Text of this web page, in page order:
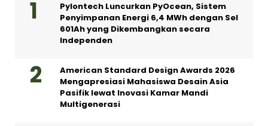
Pylontech Luncurkan PyOcean, Sistem
Penyimpanan Energi 6,4 MWh dengan Sel
601Ah yang Dikembangkan secara
Independen
American Standard Design Awards 2026
Mengapresiasi Mahasiswa Desain Asia
Pasifik lewat Inovasi Kamar Mandi
Multigenerasi